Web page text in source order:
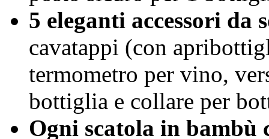
5 eleganti accessori da
cavatappi (con
termometro per vino,
bottiglia e collare per
Ogni scatola in bambù